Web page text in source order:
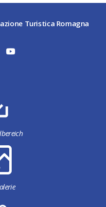
Turistica Romagna